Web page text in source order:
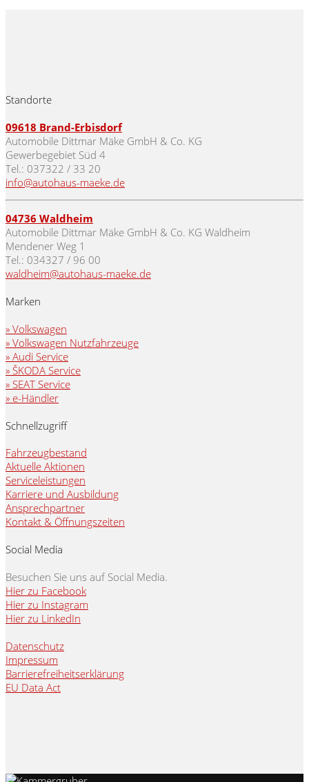
Standorte
09618 Brand-Erbisdorf
Automobile Dittmar Mäke GmbH & Co. KG
Gewerbegebiet Süd 4
Tel.: 037322 / 33 20
info@autohaus-maeke.de
04736 Waldheim
Automobile Dittmar Mäke GmbH & Co. KG Waldheim
Mendener Weg 1
Tel.: 034327 / 96 00
waldheim@autohaus-maeke.de
Marken
» Volkswagen
» Volkswagen Nutzfahrzeuge
» Audi Service
» ŠKODA Service
» SEAT Service
» e-Händler
Schnellzugriff
Fahrzeugbestand
Aktuelle Aktionen
Serviceleistungen
Karriere und Ausbildung
Ansprechpartner
Kontakt & Öffnungszeiten
Social Media
Besuchen Sie uns auf Social Media.
Hier zu Facebook
Hier zu Instagram
Hier zu LinkedIn
Datenschutz
Impressum
Barrierefreiheitserklärung
EU Data Act